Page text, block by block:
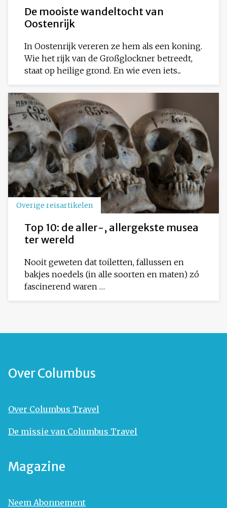
De mooiste wandeltocht van
Oostenrijk
In Oostenrijk vereren ze hem als een koning.
Wie het rijk van de Großglockner betreedt,
staat op heilige grond. En wie even iets...
Overige reisartikelen
Top 10: de aller-, allergekste musea
ter wereld
Nooit geweten dat toiletten, fallussen en
bakjes noedels (in alle soorten en maten) zó
fascinerend waren …
Over Columbus
Over Columbus Travel
De missie van Columbus Travel
Magazine
Neem Abonnement